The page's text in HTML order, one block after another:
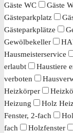
Gäste WC
Gäste
Gästeparkplatz
Gästeparkplätze
Gewölbekeller
Hausmeisterservice
erlaubt
Haustiere
verboten
Heizkörper
Heizung
Holz
Fenster, 2-fach
fach
Holzfenster